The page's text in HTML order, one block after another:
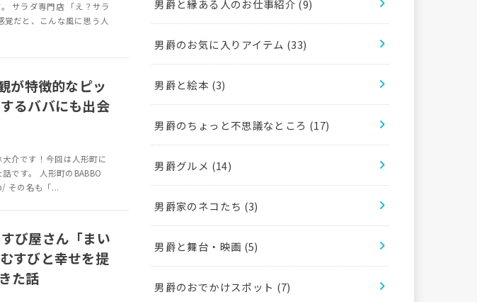
サラダ専門店 「え？サラ
覚だと、こんな風に思う人
が特徴的なピッ
るババにも出会
介です！今回は人形町に
です。 人形町のBABBO
その名も「...
び屋さん「まい
すびと幸せを提
た話
男爵と縁ある人のお仕事紹介 (9)
男爵のお気に入りアイテム (33)
男爵と絵本 (3)
男爵のちょっと不思議なところ (17)
男爵グルメ (14)
男爵家のネコたち (3)
男爵と舞台・映画 (5)
男爵のおでかけスポット (7)